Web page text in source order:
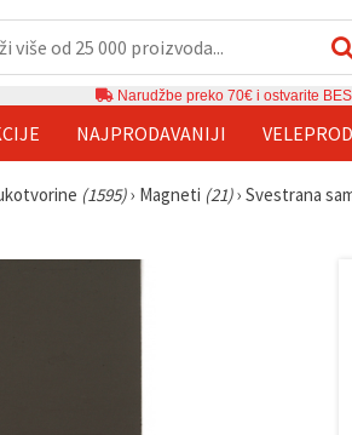
Narudžbe preko 70€ i ostvarite
NAJPRODAVANIJI
(1595)› Magneti (21)› Svestrana